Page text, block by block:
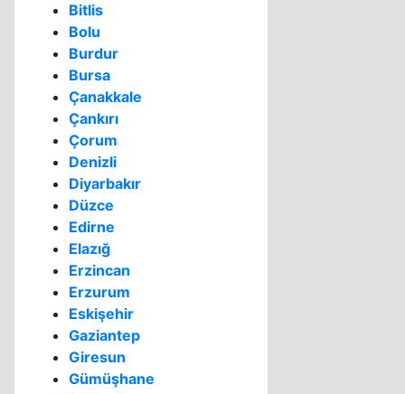
Bitlis
Bolu
Burdur
Bursa
Çanakkale
Çankırı
Çorum
Denizli
Diyarbakır
Düzce
Edirne
Elazığ
Erzincan
Erzurum
Eskişehir
Gaziantep
Giresun
Gümüşhane